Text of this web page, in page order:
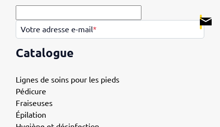
Catalogue
Lignes de soins pour les pieds
Pédicure
Fraiseuses
Épilation
Votre adresse e-mail*
.